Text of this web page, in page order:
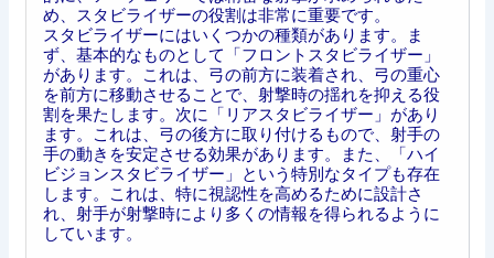
め、スタビライザーの役割は非常に重要です。
スタビライザーにはいくつかの種類があります。ま
ず、基本的なものとして「フロントスタビライザー」
があります。これは、弓の前方に装着され、弓の重心
を前方に移動させることで、射撃時の揺れを抑える役
割を果たします。次に「リアスタビライザー」があり
ます。これは、弓の後方に取り付けるもので、射手の
手の動きを安定させる効果があります。また、「ハイ
ビジョンスタビライザー」という特別なタイプも存在
します。これは、特に視認性を高めるために設計さ
れ、射手が射撃時により多くの情報を得られるように
しています。